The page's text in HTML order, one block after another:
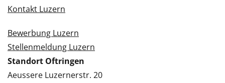
Kontakt Luzern
Bewerbung Luzern
Stellenmeldung Luzern
Standort Oftringen
Aeussere Luzernerstr. 20